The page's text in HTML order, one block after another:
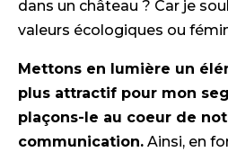
dans un château ? Car je
valeurs écologiques ou
Mettons en lumière un
plus attractif pour mon
plaçons-le au coeur de
communication. Ainsi, en